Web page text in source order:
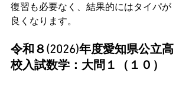
復習も必要なく、結果的にはタイパが
良くなります。
令和８(2026)年度愛知県公立高
校入試数学：大問１（１０）